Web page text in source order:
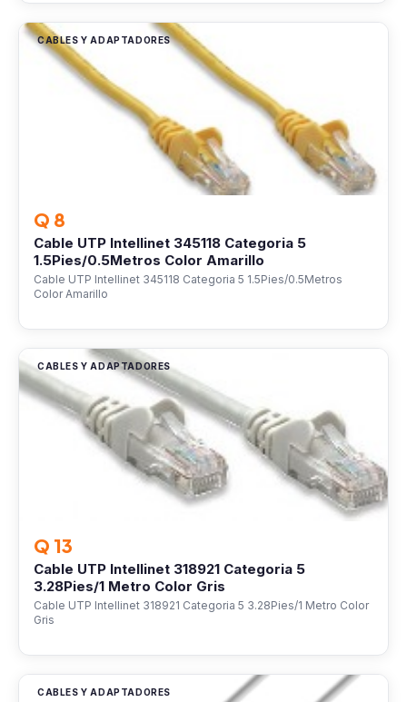
CABLES Y ADAPTADORES
Q 8
Cable UTP Intellinet 345118 Categoria 5
1.5Pies/0.5Metros Color Amarillo
Cable UTP Intellinet 345118 Categoria 5 1.5Pies/0.5Metros
Color Amarillo
CABLES Y ADAPTADORES
Q 13
Cable UTP Intellinet 318921 Categoria 5
3.28Pies/1 Metro Color Gris
Cable UTP Intellinet 318921 Categoria 5 3.28Pies/1 Metro Color
Gris
CABLES Y ADAPTADORES